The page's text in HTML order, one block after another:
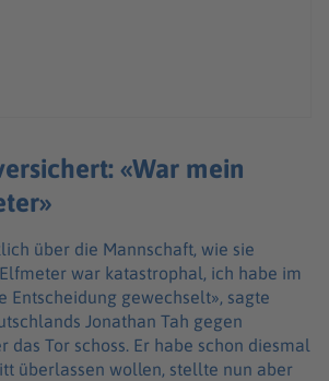
«War mein
über die Mannschaft, wie sie
war katastrophal, ich habe im
Entscheidung gewechselt», sagte
Jonathan Tah gegen
das Tor schoss. Er habe schon diesmal
überlassen wollen, stellte nun aber